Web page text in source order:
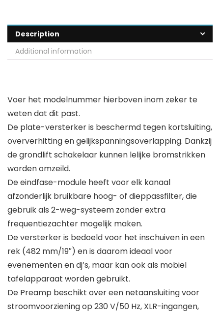
Description
Additional information
Voer het modelnummer hierboven inom zeker te
weten dat dit past.
De plate-versterker is beschermd tegen kortsluiting,
oververhitting en gelijkspanningsoverlapping. Dankzij
de grondlift schakelaar kunnen lelijke bromstrikken
worden omzeild.
De eindfase-module heeft voor elk kanaal
afzonderlijk bruikbare hoog- of dieppassfilter, die
gebruik als 2-weg-systeem zonder extra
frequentiezachter mogelijk maken.
De versterker is bedoeld voor het inschuiven in een
rek (482 mm/19″) en is daarom ideaal voor
evenementen en dj’s, maar kan ook als mobiel
tafelapparaat worden gebruikt.
De Preamp beschikt over een netaansluiting voor
stroomvoorziening op 230 V/50 Hz, XLR-ingangen,